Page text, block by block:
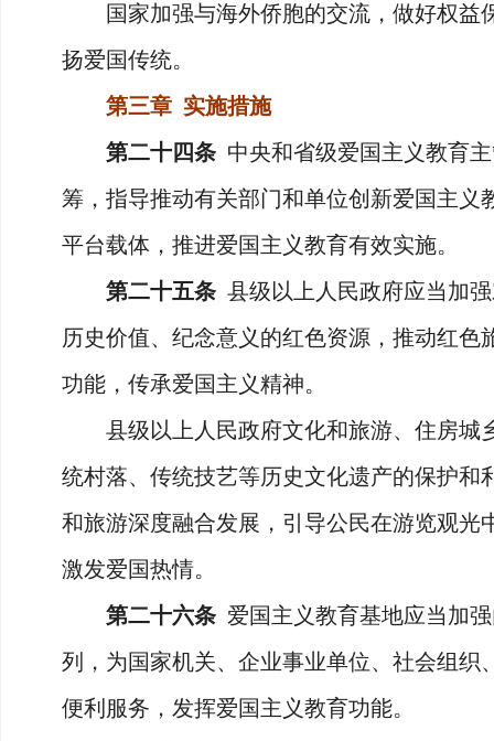
国家加强与海外侨胞的交流，做好权益
扬爱国传统。
第三章 实施措施
第二十四条 中央和省级爱国主义教育
筹，指导推动有关部门和单位创新爱国主
平台载体，推进爱国主义教育有效实施。
第二十五条 县级以上人民政府应当加
历史价值、纪念意义的红色资源，推动红
功能，传承爱国主义精神。
县级以上人民政府文化和旅游、住房城
统村落、传统技艺等历史文化遗产的保护
和旅游深度融合发展，引导公民在游览观
激发爱国热情。
第二十六条 爱国主义教育基地应当加
列，为国家机关、企业事业单位、社会组
便利服务，发挥爱国主义教育功能。